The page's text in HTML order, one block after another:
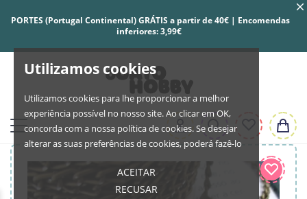
Utilizamos cookies
Utilizamos cookies para lhe proporcionar a melhor
experiência possível no nosso site. Ao clicar em OK,
concorda com a nossa política de cookies. Se desejar
alterar as suas preferências de cookies, poderá fazê-lo
ACEITAR
RECUSAR
PORTES (Portugal Continental) GRÁTIS a partir de 40€ | Encomendas
inferiores: 3,99€